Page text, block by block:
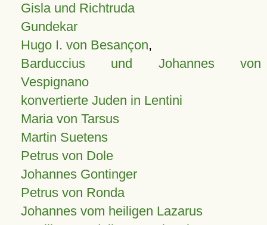
Gisla und Richtruda
Gundekar
Hugo I. von Besançon,
Barduccius und Johannes von
Vespignano
konvertierte Juden in Lentini
Maria von Tarsus
Martin Suetens
Petrus von Dole
Johannes Gontinger
Petrus von Ronda
Johannes vom heiligen Lazarus